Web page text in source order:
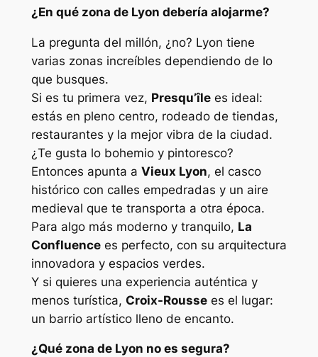
¿En qué zona de Lyon debería alojarme?
La pregunta del millón, ¿no? Lyon tiene
varias zonas increíbles dependiendo de lo
que busques.
Si es tu primera vez, Presqu’îlees ideal:
estás en pleno centro, rodeado de tiendas,
restaurantes y la mejor vibra de la ciudad.
¿Te gusta lo bohemio y pintoresco?
Entonces apunta a Vieux Lyon, el casco
histórico con calles empedradas y un aire
medieval que te transporta a otra época.
Para algo más moderno y tranquilo, La
Confluencees perfecto, con su arquitectura
innovadora y espacios verdes.
Y si quieres una experiencia auténtica y
menos turística, Croix-Roussees el lugar:
un barrio artístico lleno de encanto.
¿Qué zona de Lyon no es segura?